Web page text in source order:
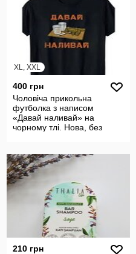
XL, XXL
400 грн
Чоловіча прикольна
футболка з написом
«Давай наливай» на
чорному тлі. Нова, без
210 грн